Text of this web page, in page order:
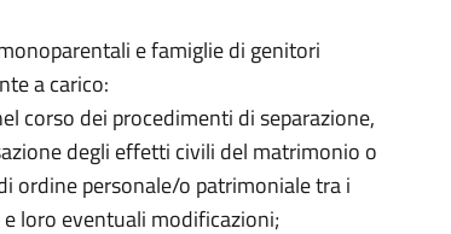
e famiglie di genitori
a carico:
corso dei procedimenti di separazione,
degli effetti civili del matrimonio o
ordine personale/o patrimoniale tra i
loro eventuali modificazioni;